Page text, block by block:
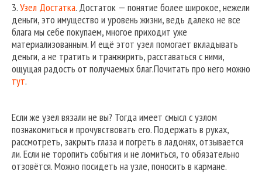
3.Узел Достатка. Достаток — понятие более широкое, нежели
деньги, это имущество и уровень жизни, ведь далеко не все
блага мы себе покупаем, многое приходит уже
материализованным. И ещё этот узел помогает вкладывать
деньги, а не тратить и транжирить, расставаться с ними,
ощущая радость от получаемых благ.Почитать про него можно
тут.
Если же узел вязали не вы? Тогда имеет смысл с узлом
познакомиться и прочувствовать его. Подержать в руках,
рассмотреть, закрыть глаза и погреть в ладонях, отзывается
ли. Если не торопить события и не ломиться, то обязательно
отзовётся. Можно посидеть на узле, поносить в кармане.